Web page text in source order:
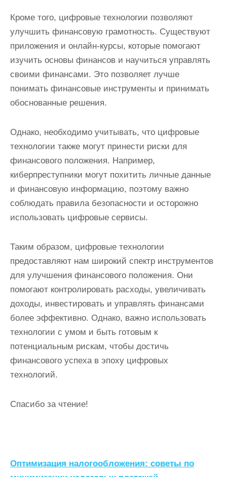
Кроме того, цифровые технологии позволяют
улучшить финансовую грамотность. Существуют
приложения и онлайн-курсы, которые помогают
изучить основы финансов и научиться управлять
своими финансами. Это позволяет лучше
понимать финансовые инструменты и принимать
обоснованные решения.
Однако, необходимо учитывать, что цифровые
технологии также могут принести риски для
финансового положения. Например,
киберпреступники могут похитить личные данные
и финансовую информацию, поэтому важно
соблюдать правила безопасности и осторожно
использовать цифровые сервисы.
Таким образом, цифровые технологии
предоставляют нам широкий спектр инструментов
для улучшения финансового положения. Они
помогают контролировать расходы, увеличивать
доходы, инвестировать и управлять финансами
более эффективно. Однако, важно использовать
технологии с умом и быть готовым к
потенциальным рискам, чтобы достичь
финансового успеха в эпоху цифровых
технологий.
Спасибо за чтение!
Н
Оптимизация налогообложения: советы по